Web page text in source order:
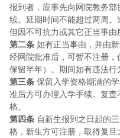
报到者，应事先向网院教务
续。延期时间不能超过两周。
但因不可抗力或其它正当事由
第二条 如有正当事由，并由
经网院批准后，可暂不注册
保留半年）。期间如有违法行
第三条 保留入学资格期满的
准后方可办理入学手续。复
格。
第四条 自新生报到之日起的
格，新生方可注册，取得复旦